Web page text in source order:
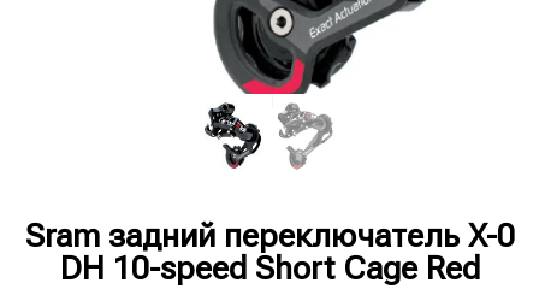
Sram задний переключатель X-0
DH 10-speed Short Cage Red